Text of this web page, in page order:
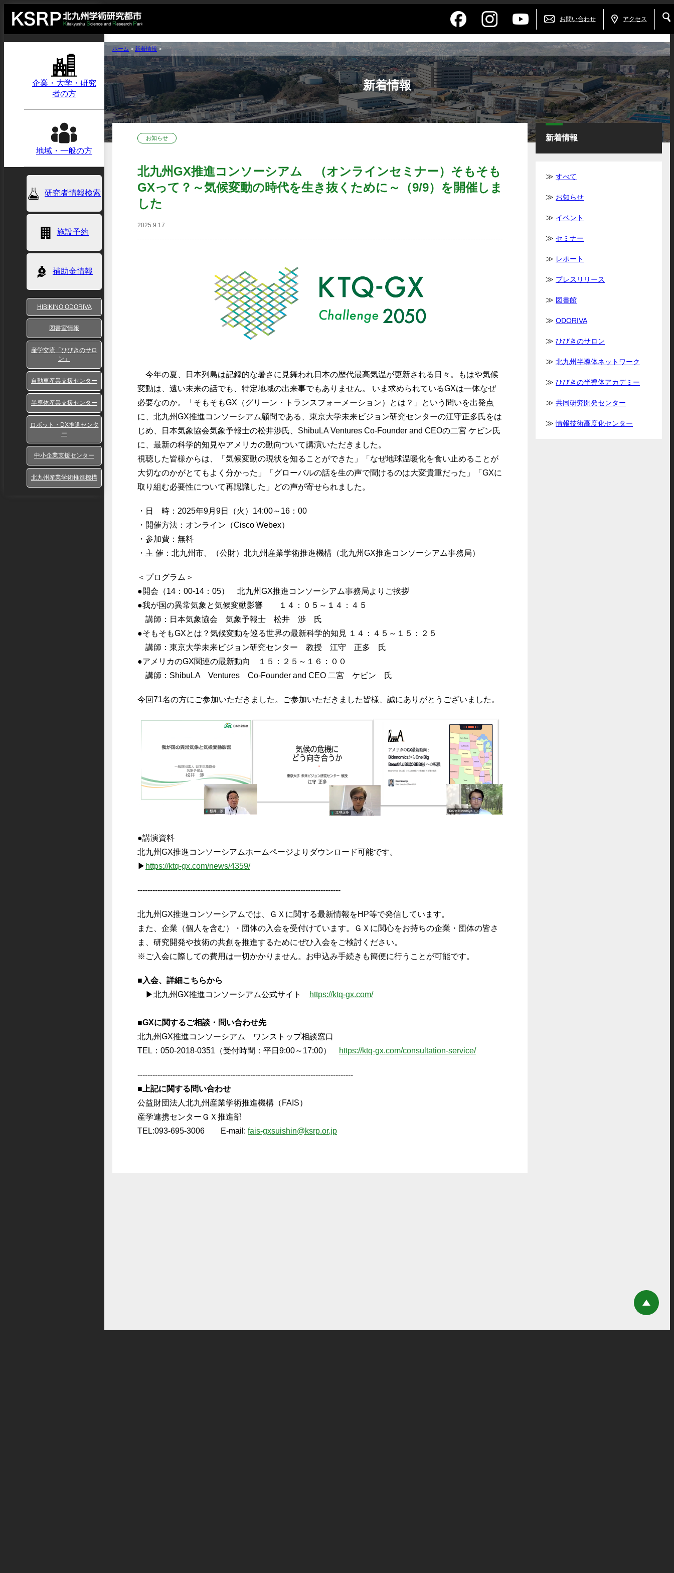
お問い合わせ アクセス
企業・大学・研究
者の方
地域・一般の方
研究者情報検索
施設予約
補助金情報
HIBIKINO ODORIVA
図書室情報
産学交流「ひびきのサロ
ン」
自動車産業支援センター
半導体産業支援センター
ロボット・DX推進センタ
ー
中小企業支援センター
北九州産業学術推進機構
ホーム > 新着情報 >
新着情報
お知らせ
北九州GX推進コンソーシアム （オンラインセミナー）そもそも
GXって？～気候変動の時代を生き抜くために～（9/9）を開催しま
した
2025.9.17
今年の夏、日本列島は記録的な暑さに見舞われ日本の歴代最高気温が更新される日々。もはや気候
変動は、遠い未来の話でも、特定地域の出来事でもありません。 いま求められているGXは一体なぜ
必要なのか。「そもそもGX（グリーン・トランスフォーメーション）とは？」という問いを出発点
に、北九州GX推進コンソーシアム顧問である、東京大学未来ビジョン研究センターの江守正多氏をは
じめ、日本気象協会気象予報士の松井渉氏、ShibuLA Ventures Co-Founder and CEOの二宮 ケビン氏
に、最新の科学的知見やアメリカの動向ついて講演いただきました。
視聴した皆様からは、「気候変動の現状を知ることができた」「なぜ地球温暖化を食い止めることが
大切なのかがとてもよく分かった」「グローバルの話を生の声で聞けるのは大変貴重だった」「GXに
取り組む必要性について再認識した」どの声が寄せられました。
・日 時：2025年9月9日（火）14:00～16：00
・開催方法：オンライン（Cisco Webex）
・参加費：無料
・主 催：北九州市、（公財）北九州産業学術推進機構（北九州GX推進コンソーシアム事務局）
＜プログラム＞
●開会（14：00-14：05） 北九州GX推進コンソーシアム事務局よりご挨拶
●我が国の異常気象と気候変動影響 １４：０５～１４：４５
講師：日本気象協会 気象予報士 松井 渉 氏
●そもそもGXとは？気候変動を巡る世界の最新科学的知見 １４：４５～１５：２５
講師：東京大学未来ビジョン研究センター 教授 江守 正多 氏
●アメリカのGX関連の最新動向 １５：２５～１６：００
講師：ShibuLA Ventures Co-Founder and CEO 二宮 ケビン 氏
今回71名の方にご参加いただきました。ご参加いただきました皆様、誠にありがとうございました。
●講演資料
北九州GX推進コンソーシアムホームページよりダウンロード可能です。
▶ https://ktq-gx.com/news/4359/
---------------------------------------------------------------------------------
北九州GX推進コンソーシアムでは、ＧＸに関する最新情報をHP等で発信しています。
また、企業（個人を含む）・団体の入会を受付けています。ＧＸに関心をお持ちの企業・団体の皆さ
ま、研究開発や技術の共創を推進するためにぜひ入会をご検討ください。
※ご入会に際しての費用は一切かかりません。お申込み手続きも簡便に行うことが可能です。
■ 入会、詳細こちらから
▶北九州GX推進コンソーシアム公式サイト
https://ktq-gx.com/
■GXに関するご相談・問い合わせ先
北九州GX推進コンソーシアム ワンストップ相談窓口
TEL：050-2018-0351（受付時間：平日9:00～17:00）
https://ktq-gx.com/consultation-service/
--------------------------------------------------------------------------------------
■上記に関する問い合わせ
公益財団法人北九州産業学術推進機構（FAIS）
産学連携センターＧＸ推進部
TEL:093-695-3006 E-mail: fais-gxsuishin@ksrp.or.jp
新着情報
すべて
お知らせ
イベント
セミナー
レポート
プレスリリース
図書館
ODORIVA
ひびきのサロン
北九州半導体ネットワーク
ひびきの半導体アカデミー
共同研究開発センター
情報技術高度化センター